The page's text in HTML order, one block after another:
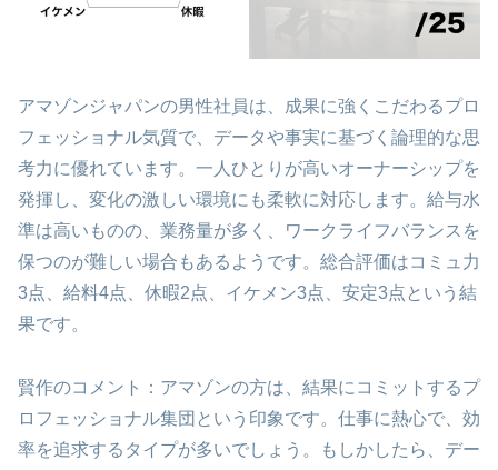
アマゾンジャパンの男性社員は、成果に強くこだわるプロ
フェッショナル気質で、データや事実に基づく論理的な思
考力に優れています。一人ひとりが高いオーナーシップを
発揮し、変化の激しい環境にも柔軟に対応します。給与水
準は高いものの、業務量が多く、ワークライフバランスを
保つのが難しい場合もあるようです。総合評価はコミュ力
3点、給料4点、休暇2点、イケメン3点、安定3点という結
果です。
賢作のコメント：アマゾンの方は、結果にコミットするプ
ロフェッショナル集団という印象です。仕事に熱心で、効
率を追求するタイプが多いでしょう。もしかしたら、デー